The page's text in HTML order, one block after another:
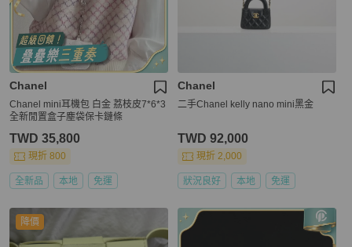
Chanel
Chanel mini耳機包 白金 荔枝皮7*6*3
全新閒置盒子塵袋保卡鏈條
TWD 35,800
現折 800
全新品 本地 免運
Chanel
二手Chanel kelly nano mini黑金
TWD 92,000
現折 2,000
狀況良好 本地 免運
降價